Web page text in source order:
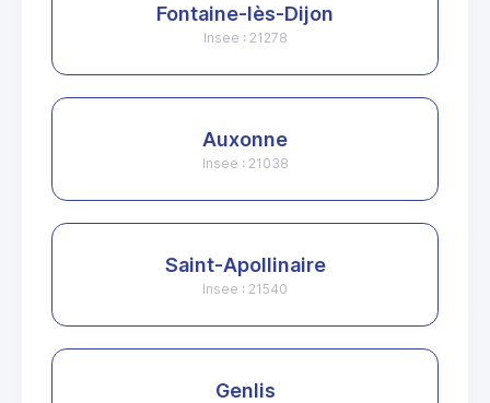
Fontaine-lès-Dijon
Insee : 21278
Auxonne
Insee : 21038
Saint-Apollinaire
Insee : 21540
Genlis